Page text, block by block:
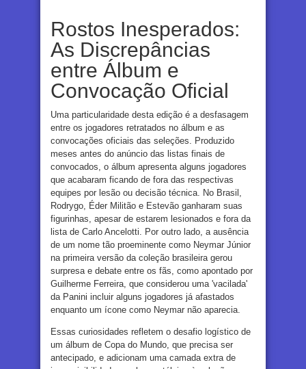
Rostos Inesperados:
As Discrepâncias
entre Álbum e
Convocação Oficial
Uma particularidade desta edição é a desfasagem
entre os jogadores retratados no álbum e as
convocações oficiais das seleções. Produzido
meses antes do anúncio das listas finais de
convocados, o álbum apresenta alguns jogadores
que acabaram ficando de fora das respectivas
equipes por lesão ou decisão técnica. No Brasil,
Rodrygo, Éder Militão e Estevão ganharam suas
figurinhas, apesar de estarem lesionados e fora da
lista de Carlo Ancelotti. Por outro lado, a ausência
de um nome tão proeminente como Neymar Júnior
na primeira versão da coleção brasileira gerou
surpresa e debate entre os fãs, como apontado por
Guilherme Ferreira, que considerou uma 'vacilada'
da Panini incluir alguns jogadores já afastados
enquanto um ícone como Neymar não aparecia.
Essas curiosidades refletem o desafio logístico de
um álbum de Copa do Mundo, que precisa ser
antecipado, e adicionam uma camada extra de